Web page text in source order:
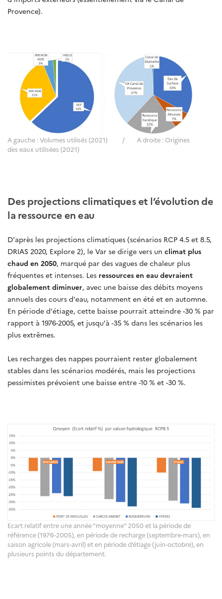
Provence).
A gauche : Volumes utilisés (2021) / A droite : Origines
des eaux utilisées (2021)
Des projections climatiques et l’évolution de
la ressource en eau
D'après les projections climatiques (scénarios RCP 4.5 et 8.5,
DRIAS 2020, Explore 2), le Var se dirige vers un climat plus
chaud en 2050, marqué par des vagues de chaleur plus
fréquentes et intenses. Les ressources en eau devraient
globalement diminuer, avec une baisse des débits moyens
annuels des cours d'eau, notamment en été et en automne.
En période d'étiage, cette baisse pourrait atteindre -30 % par
rapport à 1976-2005, et jusqu'à -35 % dans les scénarios les
plus extrêmes.
Les recharges des nappes pourraient rester globalement
stables dans les scénarios modérés, mais les projections
pessimistes prévoient une baisse entre -10 % et -30 %.
Ecart relatif entre une année "moyenne" 2050 et la période de
référence (1976-2005), en période de recharge (septembre-mars), en
saison agricole (mars-avril) et en période d’étiage (juin-octobre), en
plusieurs points du département.